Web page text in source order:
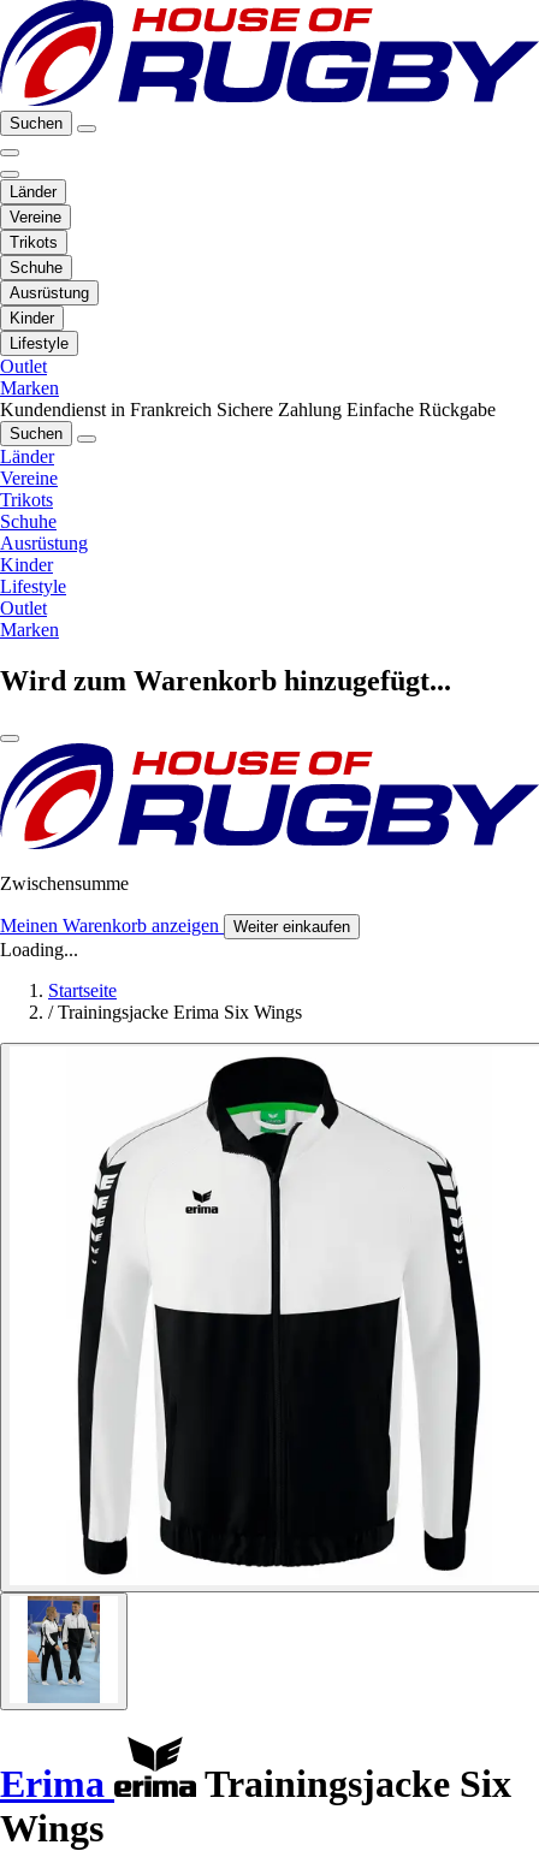
Suchen
Länder
Vereine
Trikots
Schuhe
Ausrüstung
Kinder
Lifestyle
Outlet
Marken
Kundendienst in Frankreich Sichere Zahlung Einfache Rückgabe
Suchen
Länder
Vereine
Trikots
Schuhe
Ausrüstung
Kinder
Lifestyle
Outlet
Marken
Wird zum Warenkorb hinzugefügt...
Zwischensumme
Meinen Warenkorb anzeigen Weiter einkaufen
Loading...
Startseite
/ Trainingsjacke Erima Six Wings
Erima
Trainingsjacke Six
Wings